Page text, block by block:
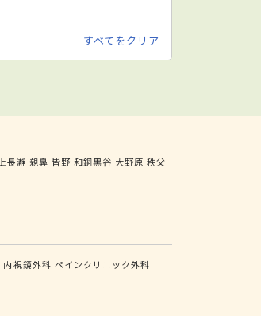
すべてをクリア
上長瀞 親鼻 皆野 和銅黒谷 大野原 秩父
内視鏡外科 ペインクリニック外科